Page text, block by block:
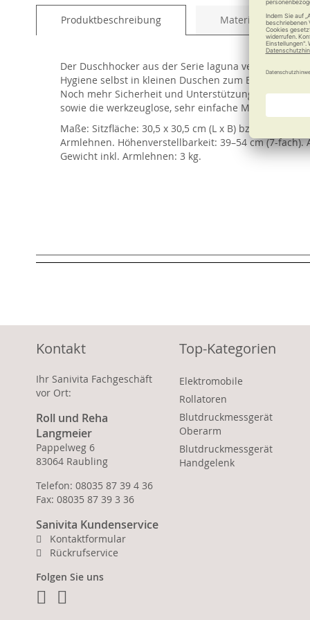
Produktbeschreibung Material und Pflege
Der Duschhocker aus der Serie laguna vereint
Hygiene selbst in kleinen Duschen zum Erlebnis.
Noch mehr Sicherheit und Unterstützung beim
sowie die werkzeuglose, sehr einfache Montage aus.
Maße: Sitzfläche: 30,5 x 30,5 cm (L x B) bzw. 50 x 30
Armlehnen. Höhenverstellbarkeit: 39–54 cm (7-fach).
Gewicht inkl. Armlehnen: 3 kg.
Kontakt
Ihr Sanivita Fachgeschäft
vor Ort:
Roll und Reha
Langmeier
Pappelweg 6
83064 Raubling
Telefon: 08035 87 39 4 36
Fax: 08035 87 39 3 36
Sanivita Kundenservice
Kontaktformular
Rückrufservice
Folgen Sie uns
Facebook
Top-Kategorien
Elektromobile
Rollatoren
Blutdruckmessgerät
Oberarm
Blutdruckmessgerät
Handgelenk